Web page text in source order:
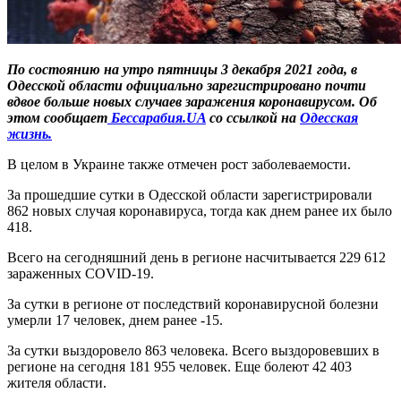
По состоянию на утро пятницы 3 декабря 2021 года, в
Одесской области официально зарегистрировано почти
вдвое больше новых случаев заражения коронавирусом. Об
этом сообщает Бессарабия.UA со ссылкой на Одесская
жизнь.
В целом в Украине также отмечен рост заболеваемости.
За прошедшие сутки в Одесской области зарегистрировали
862 новых случая коронавируса, тогда как днем ранее их было
418.
Всего на сегодняшний день в регионе насчитывается 229 612
зараженных COVID-19.
За сутки в регионе от последствий коронавирусной болезни
умерли 17 человек, днем ранее -15.
За сутки выздоровело 863 человека. Всего выздоровевших в
регионе на сегодня 181 955 человек. Еще болеют 42 403
жителя области.